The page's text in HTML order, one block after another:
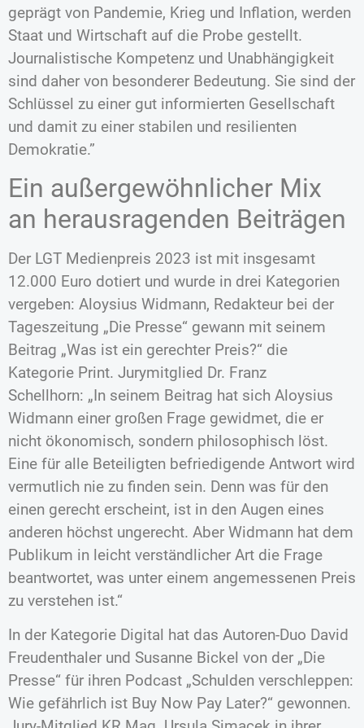
geprägt von Pandemie, Krieg und Inflation, werden
Staat und Wirtschaft auf die Probe gestellt.
Journalistische Kompetenz und Unabhängigkeit
sind daher von besonderer Bedeutung. Sie sind der
Schlüssel zu einer gut informierten Gesellschaft
und damit zu einer stabilen und resilienten
Demokratie.”
Ein außergewöhnlicher Mix
an herausragenden Beiträgen
Der LGT Medienpreis 2023 ist mit insgesamt
12.000 Euro dotiert und wurde in drei Kategorien
vergeben: Aloysius Widmann, Redakteur bei der
Tageszeitung „Die Presse“ gewann mit seinem
Beitrag „Was ist ein gerechter Preis?“ die
Kategorie Print. Jurymitglied Dr. Franz
Schellhorn: „In seinem Beitrag hat sich Aloysius
Widmann einer großen Frage gewidmet, die er
nicht ökonomisch, sondern philosophisch löst.
Eine für alle Beteiligten befriedigende Antwort wird
vermutlich nie zu finden sein. Denn was für den
einen gerecht erscheint, ist in den Augen eines
anderen höchst ungerecht. Aber Widmann hat dem
Publikum in leicht verständlicher Art die Frage
beantwortet, was unter einem angemessenen Preis
zu verstehen ist.“
In der Kategorie Digital hat das Autoren-Duo David
Freudenthaler und Susanne Bickel von der „Die
Presse“ für ihren Podcast „Schulden verschleppen:
Wie gefährlich ist Buy Now Pay Later?“ gewonnen.